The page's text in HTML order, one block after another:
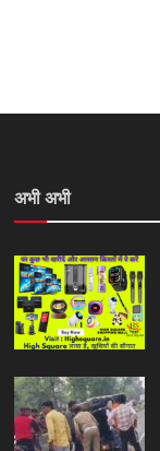
अभी अभी